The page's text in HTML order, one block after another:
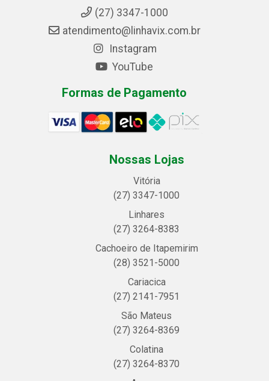
(27) 3347-1000
atendimento@linhavix.com.br
Instagram
YouTube
Formas de Pagamento
Nossas Lojas
Vitória
(27) 3347-1000
Linhares
(27) 3264-8383
Cachoeiro de Itapemirim
(28) 3521-5000
Cariacica
(27) 2141-7951
São Mateus
(27) 3264-8369
Colatina
(27) 3264-8370